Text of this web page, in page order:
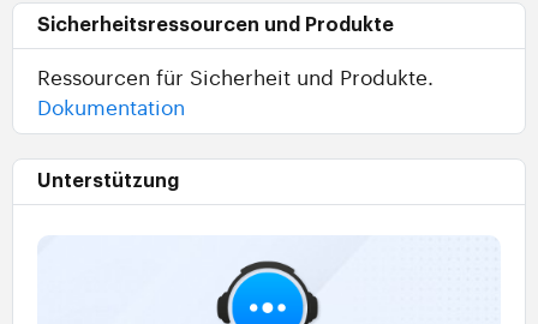
Sicherheitsressourcen und Produkte
Ressourcen für Sicherheit und Produkte.
Dokumentation
Unterstützung